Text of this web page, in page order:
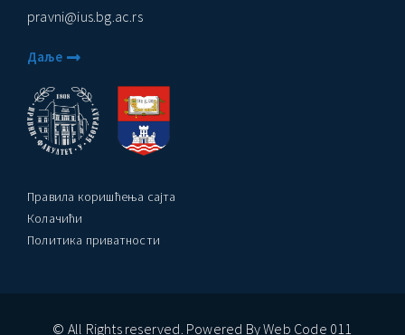
pravni@ius.bg.ac.rs
Даље
Правила коришћења сајта
Колачићи
Политика приватности
© All Rights reserved. Powered By Web Code 011